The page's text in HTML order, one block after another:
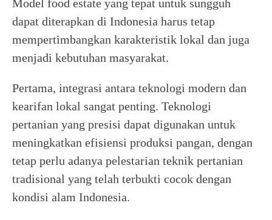
Model food estate yang tepat untuk sungguh
dapat diterapkan di Indonesia harus tetap
mempertimbangkan karakteristik lokal dan juga
menjadi kebutuhan masyarakat.
Pertama, integrasi antara teknologi modern dan
kearifan lokal sangat penting. Teknologi
pertanian yang presisi dapat digunakan untuk
meningkatkan efisiensi produksi pangan, dengan
tetap perlu adanya pelestarian teknik pertanian
tradisional yang telah terbukti cocok dengan
kondisi alam Indonesia.